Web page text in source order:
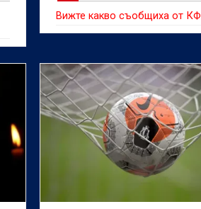
плащала за
забавления на съдии
Вижте какво съобщиха от